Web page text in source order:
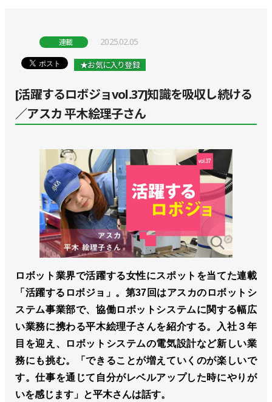
連載 2025.02.05
★お気に入り登録
[活躍するロボジョvol.37]知識を吸収し続ける
／アスカ 平木絵理子さん
ロボット業界で活躍する女性にスポットを当てた連載
「活躍するロボジョ」。第37回はアスカのロボットシ
ステム事業部で、協働ロボットシステムに関する幅広
い業務に携わる平木絵理子さんを紹介する。入社３年
目を迎え、ロボットシステムの電気設計など新しい業
務にも挑む。「できることが増えていくのが楽しいで
す。仕事を通じて自分がレベルアップした時にやりが
いを感じます」と平木さんは話す。